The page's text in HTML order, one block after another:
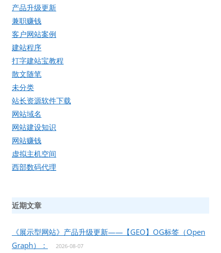
产品升级更新
兼职赚钱
客户网站案例
建站程序
打字建站宝教程
散文随笔
未分类
站长资源软件下载
网站域名
网站建设知识
网站赚钱
虚拟主机空间
西部数码代理
近期文章
《展示型网站》产品升级更新——【GEO】OG标签（Open
Graph）：
2026-08-07